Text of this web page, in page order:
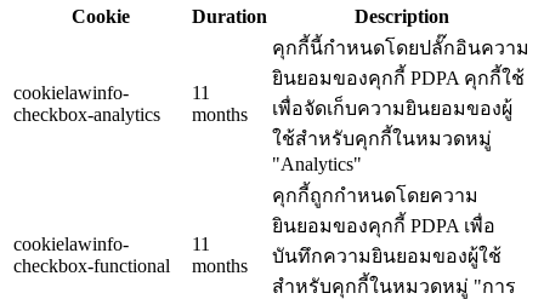
Cookie
Duration Description
cookielawinfo-
checkbox-analytics
11
months
คุกกี้นี้กำหนดโดยปลั๊กอินความ
ยินยอมของคุกกี้ PDPA คุกกี้ใช้
เพื่อจัดเก็บความยินยอมของผู้
ใช้สำหรับคุกกี้ในหมวดหมู่
"Analytics"
cookielawinfo-
checkbox-functional
11
months
คุกกี้ถูกกำหนดโดยความ
ยินยอมของคุกกี้ PDPA เพื่อ
บันทึกความยินยอมของผู้ใช้
สำหรับคุกกี้ในหมวดหมู่ "การ